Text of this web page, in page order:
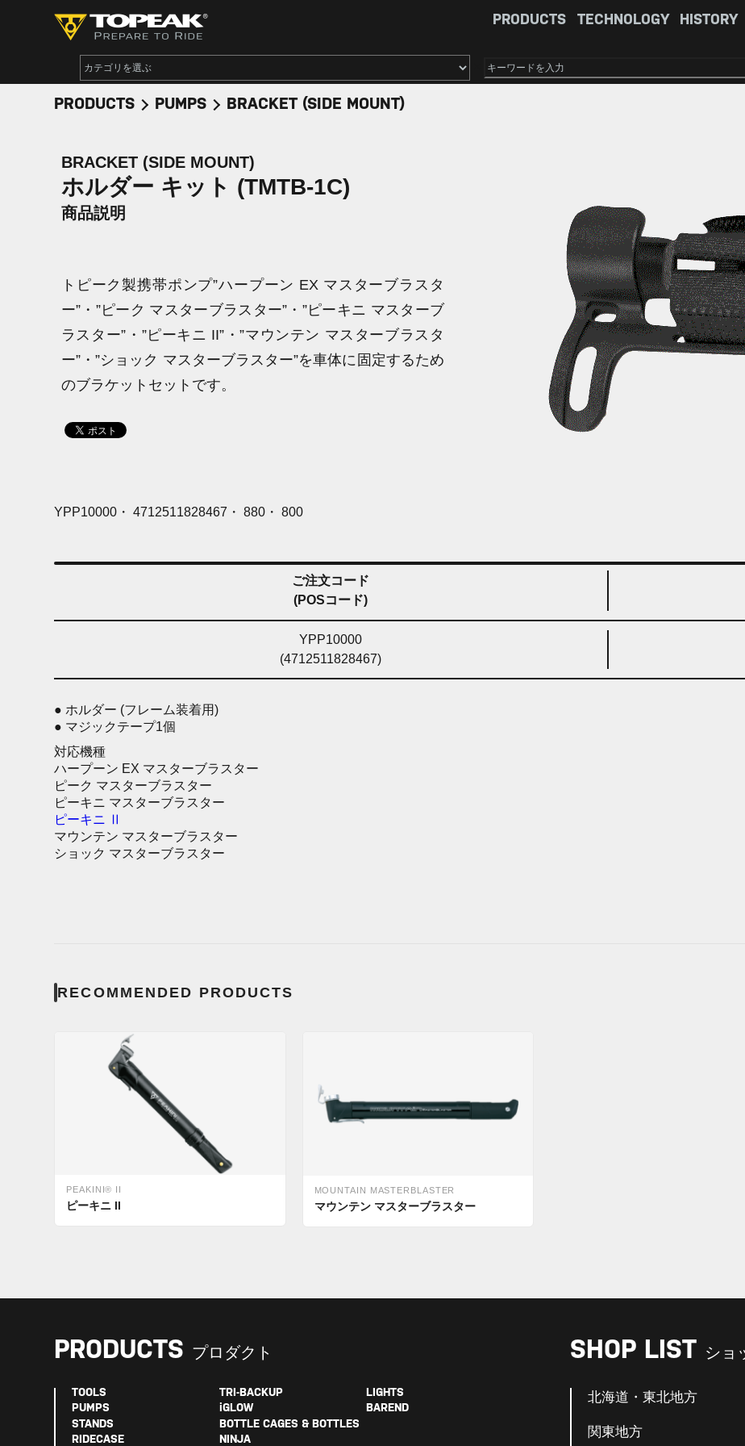
HISTORY
TECHNOLOGY
PRODUCTS
PRODUCTS PUMPS BRACKET (SIDE MOUNT)
BRACKET (SIDE MOUNT)
ホルダー キット (TMTB-1C)
商品説明
トピーク製携帯ポンプ”ハープーン EX マスターブラスタ
ー”・”ピーク マスターブラスター”・”ピーキニ マスターブ
ラスター”・”ピーキニ II”・”マウンテン マスターブラスタ
ー”・”ショック マスターブラスター”を車体に固定するため
のブラケットセットです。
YPP10000・ 4712511828467・ 880・ 800
ご注文コード
(POSコード)
YPP10000
(4712511828467)
● ホルダー (フレーム装着用)
● マジックテープ1個
対応機種
ハープーン EX マスターブラスター
ピーク マスターブラスター
ピーキニ マスターブラスター
ピーキニ Ⅱ
マウンテン マスターブラスター
ショック マスターブラスター
RECOMMENDED PRODUCTS
PEAKINI® II
ピーキニ II
MOUNTAIN MASTERBLASTER
マウンテン マスターブラスター
PRODUCTS プロダクト
TOOLS
PUMPS
STANDS
RIDECASE
TRI-BACKUP
iGLOW
BOTTLE CAGES & BOTTLES
NINJA
LIGHTS
BAREND
SHOP LIST ショ
北海道・東北地方
関東地方